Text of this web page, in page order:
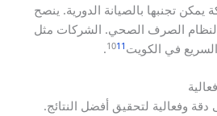
يمكن تجنبها بالصيانة الدورية. ينصح
لنظام الصرف الصحي. الشركات مثل
في الكويت
1011
.
دقة وفعالية لتحقيق أفضل النتائج.